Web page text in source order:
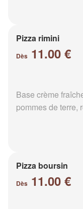
Pizza rimini
Dès 11.00 €
Base crème
pommes de terre,
Pizza boursin
Dès 11.00 €